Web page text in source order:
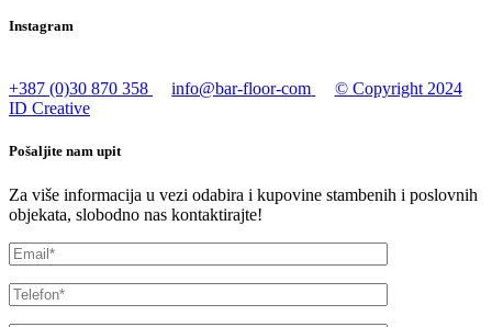
Instagram
+387 (0)30 870 358 info@bar-floor-com
© Copyright 2024
ID Creative
Pošaljite nam upit
Za više informacija u vezi odabira i kupovine stambenih i poslovnih
objekata, slobodno nas kontaktirajte!